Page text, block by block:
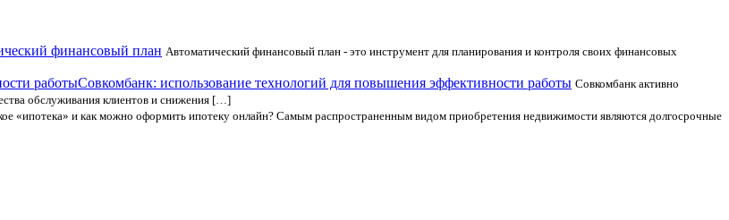
финансовый план Автоматический финансовый план - это инструмент для планирования и контроля своих финансовых
Совкомбанк: использование технологий для повышения эффективности работы Совкомбанк активно
обслуживания клиентов и снижения […]
«ипотека» и как можно оформить ипотеку онлайн? Самым распространенным видом приобретения недвижимости являются долгосрочные